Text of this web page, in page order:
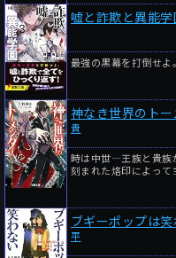
嘘と詐欺と異能学
最強の黒幕を打倒せよ。
神なき世界のトー
貴
時は中世―王族と貴族
刻まれた烙印によって
ブギーポップは
平